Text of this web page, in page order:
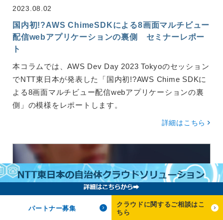
2023.08.02
国内初!?AWS ChimeSDKによる8画面マルチビュー
配信webアプリケーションの裏側 セミナーレポー
ト
本コラムでは、AWS Dev Day 2023 Tokyoのセッション
でNTT東日本が発表した「国内初!?AWS Chime SDKに
よる8画面マルチビュー配信webアプリケーションの裏
側」の模様をレポートします。
詳細はこちら
パートナー募集
クラウドに関するご相談はこ
ちら